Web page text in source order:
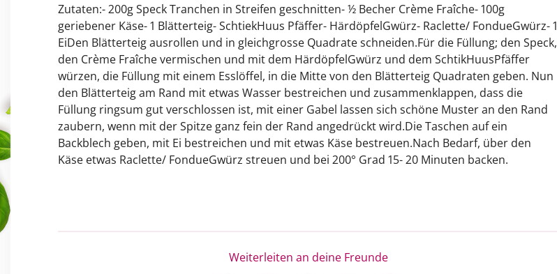
Zutaten:- 200g Speck Tranchen in Streifen geschnitten- ½ Becher Crème Fraîche- 100g
geriebener Käse- 1 Blätterteig- SchtiekHuus Pfäffer- HärdöpfelGwürz- Raclette/ FondueGwürz- 1
EiDen Blätterteig ausrollen und in gleichgrosse Quadrate schneiden.Für die Füllung; den Speck,
den Crème Fraîche vermischen und mit dem HärdöpfelGwürz und dem SchtikHuusPfäffer
würzen, die Füllung mit einem Esslöffel, in die Mitte von den Blätterteig Quadraten geben. Nun
den Blätterteig am Rand mit etwas Wasser bestreichen und zusammenklappen, dass die
Füllung ringsum gut verschlossen ist, mit einer Gabel lassen sich schöne Muster an den Rand
zaubern, wenn mit der Spitze ganz fein der Rand angedrückt wird.Die Taschen auf ein
Backblech geben, mit Ei bestreichen und mit etwas Käse bestreuen.Nach Bedarf, über den
Käse etwas Raclette/ FondueGwürz streuen und bei 200° Grad 15- 20 Minuten backen.
Weiterleiten an deine Freunde